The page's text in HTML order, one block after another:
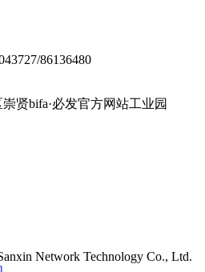
86136480
贤bifa·必发官方网站工业园
Network Technology Co., Ltd.